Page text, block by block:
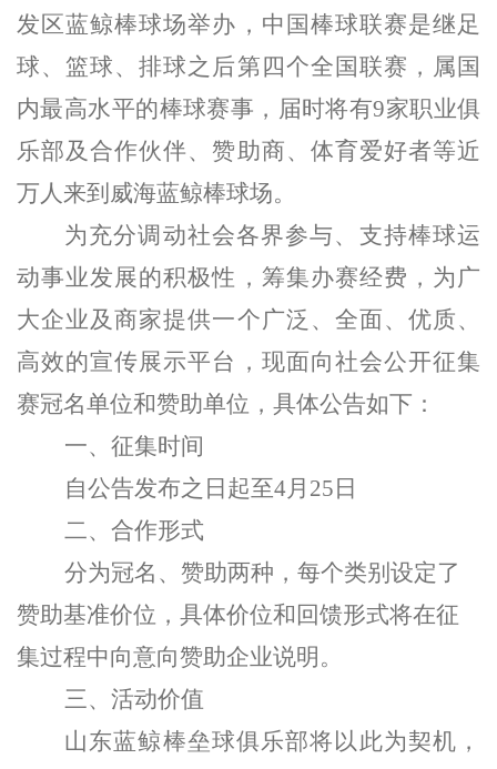
发区蓝鲸棒球场举办， 中国棒球联赛是继足
球、篮球、排球之后第四个全国联赛，属国
内最高水平的棒球赛事，届时将有9家职业俱
乐部及合作伙伴、赞助商、体育爱好者等近
万人来到威海蓝鲸棒球场。
为充分调动社会各界参与、支持棒球运
动事业发展的积极性，筹集办赛经费，为广
大企业及商家提供一个广泛、全面、优质、
高效的宣传展示平台，现面向社会公开征集
赛冠名单位和赞助单位，具体公告如下：
一、征集时间
自公告发布之日起至4月 25 日
二、合作形式
分为冠名、赞助两种，每个类别设定了
赞助基准价位，具体价位和回馈形式将在征
集过程中向意向赞助企业说明。
三、活动价值
山东蓝鲸棒垒球俱乐部将以此为契机，